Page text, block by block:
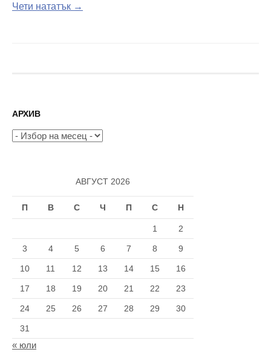
Чети нататък →
АРХИВ
Архив
АВГУСТ 2026
П В С Ч П С Н
1 2
3 4 5 6 7 8 9
10 11 12 13 14 15 16
17 18 19 20 21 22 23
24 25 26 27 28 29 30
31
« юли